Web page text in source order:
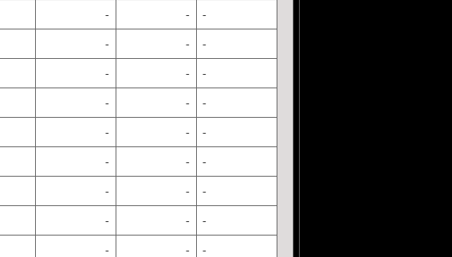
- - -
- - -
- - -
- - -
- - -
- - -
- - -
- - -
- - -